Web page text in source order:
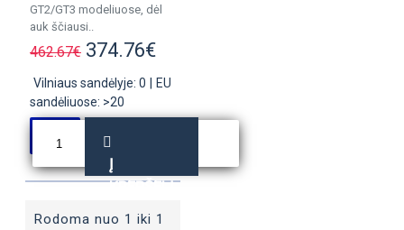
GT2/GT3 modeliuose, dėl
auk ščiausi..
462.67€ 374.76€
Vilniaus sandėlyje: 0
EU
sandėliuose: >20
Į
KREPŠELĮ
Rodoma nuo 1 iki 1